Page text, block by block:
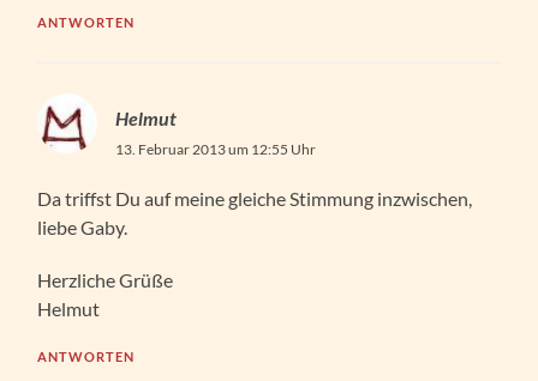
ANTWORTEN
Helmut
13. Februar 2013 um 12:55 Uhr
Da triffst Du auf meine gleiche Stimmung inzwischen,
liebe Gaby.
Herzliche Grüße
Helmut
ANTWORTEN